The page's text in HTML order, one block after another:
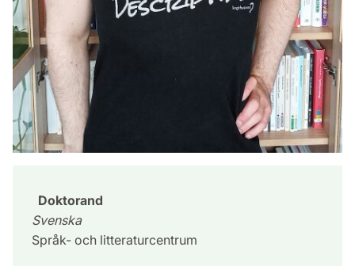
Doktorand
Svenska
Språk- och litteraturcentrum